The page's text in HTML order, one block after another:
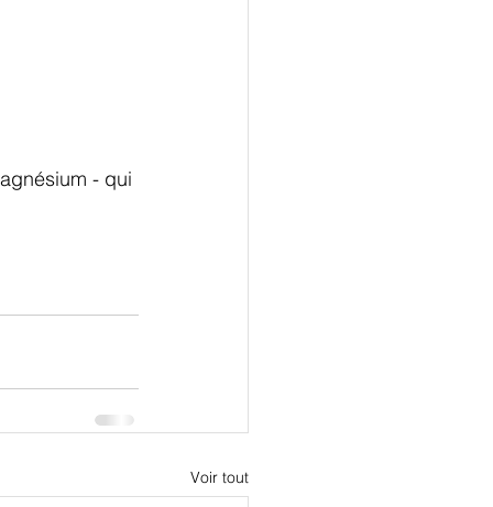
- qui
Voir tout